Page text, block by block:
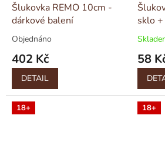
Šlukovka REMO 10cm -
dárkové balení
Objednáno
402 Kč
DETAIL
sklo
58
18+ 18+